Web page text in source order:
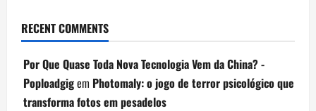
RECENT COMMENTS
Por Que Quase Toda Nova Tecnologia Vem da China? -
Poploadgigem Photomaly: o jogo de terror psicológico que
transforma fotos em pesadelos